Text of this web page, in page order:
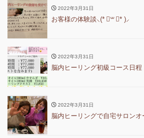
2022年3月31日
お客様の体験談⸜(* ॑꒳ ॑* )⸝
2022年3月31日
脳内ヒーリング初級コース日程
2022年3月31日
脳内ヒーリングで自宅サロンオ